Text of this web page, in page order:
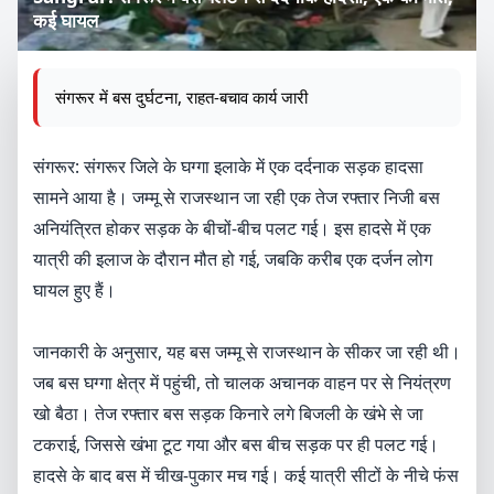
कई घायल
संगरूर में बस दुर्घटना, राहत-बचाव कार्य जारी
संगरूर: संगरूर जिले के घग्गा इलाके में एक दर्दनाक सड़क हादसा
सामने आया है। जम्मू से राजस्थान जा रही एक तेज रफ्तार निजी बस
अनियंत्रित होकर सड़क के बीचों-बीच पलट गई। इस हादसे में एक
यात्री की इलाज के दौरान मौत हो गई, जबकि करीब एक दर्जन लोग
घायल हुए हैं।
जानकारी के अनुसार, यह बस जम्मू से राजस्थान के सीकर जा रही थी।
जब बस घग्गा क्षेत्र में पहुंची, तो चालक अचानक वाहन पर से नियंत्रण
खो बैठा। तेज रफ्तार बस सड़क किनारे लगे बिजली के खंभे से जा
टकराई, जिससे खंभा टूट गया और बस बीच सड़क पर ही पलट गई।
हादसे के बाद बस में चीख-पुकार मच गई। कई यात्री सीटों के नीचे फंस